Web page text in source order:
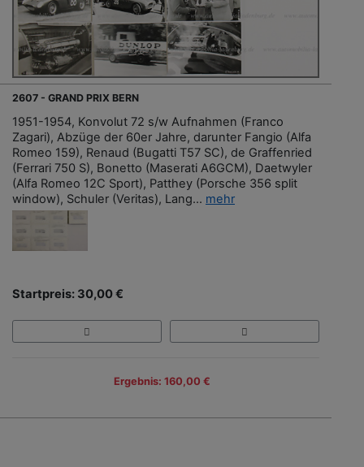
2607 - GRAND PRIX BERN
1951-1954, Konvolut 72 s/w Aufnahmen (Franco
Zagari), Abzüge der 60er Jahre, darunter Fangio (Alfa
Romeo 159), Renaud (Bugatti T57 SC), de Graffenried
(Ferrari 750 S), Bonetto (Maserati A6GCM), Daetwyler
(Alfa Romeo 12C Sport), Patthey (Porsche 356 split
window), Schuler (Veritas), Lang... mehr
Startpreis: 30,00 €
Ergebnis: 160,00 €